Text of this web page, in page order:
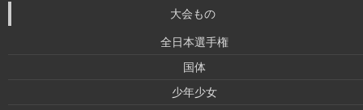
大会もの
全日本選手権
国体
少年少女